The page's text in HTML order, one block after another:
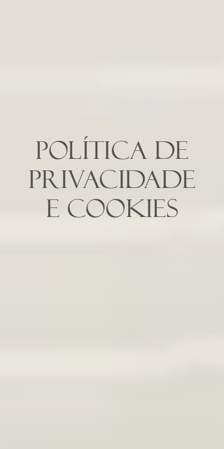
Política de
Privacidade
e Cookies